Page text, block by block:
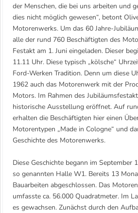
der Menschen, die bei uns arbeiten und
dies nicht möglich gewesen“, betont
Motorenwerks. Um das 60 Jahre-
alle der rund 760 Beschäftigten des
Festakt am 1. Juni eingeladen. Dieser
11.11 Uhr. Diese typisch „kölsche“
Ford-Werken Tradition. Denn um diese
1962 auch das Motorenwerk mit der
Motors. Im Rahmen des
historische Ausstellung eröffnet. Auf
erhalten die Beschäftigten hier einen
Motorentypen „Made in Cologne“ und
Geschichte des Motorenwerks.
Diese Geschichte begann im September
so genannten Halle W1. Bereits 13
Bauarbeiten abgeschlossen. Das
umfasste ca. 56.000 Quadratmeter. Im
es gewachsen. Zunächst durch den